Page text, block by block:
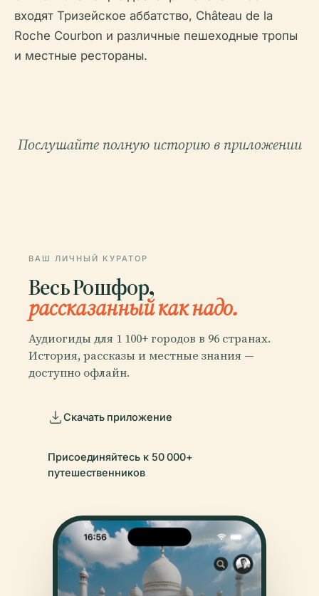
входят Тризейское аббатство, Château de la
Roche Courbon и различные пешеходные тропы
и местные рестораны.
Послушайте полную историю в приложении
ВАШ ЛИЧНЫЙ КУРАТОР
Весь Рошфор,
рассказанный как надо.
Аудиогиды для 1 100+ городов в 96 странах.
История, рассказы и местные знания —
доступно офлайн.
Скачать приложение
Присоединяйтесь к 50 000+
путешественников